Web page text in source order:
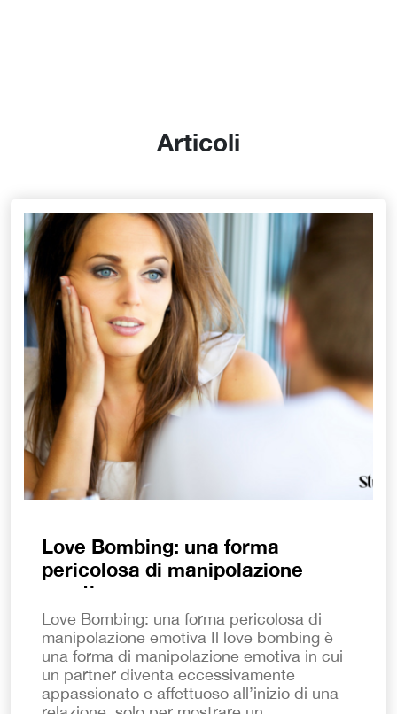
Articoli
Love Bombing: una forma
pericolosa di manipolazione
emotiva
Love Bombing: una forma pericolosa di
manipolazione emotiva Il love bombing è
una forma di manipolazione emotiva in cui
un partner diventa eccessivamente
appassionato e affettuoso all’inizio di una